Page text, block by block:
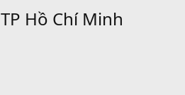
Hồ Chí Minh